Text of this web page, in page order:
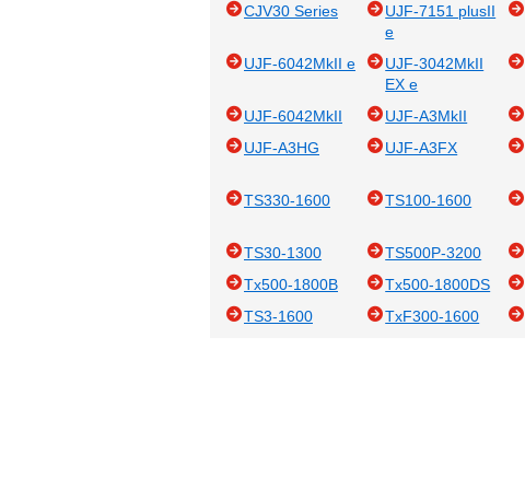
CJV30 Series
UJF-7151 plusII
e
UJF-6042MkII e
UJF-3042MkII
EX e
UJF-6042MkII UJF-A3MkII
UJF-A3HG
UJF-A3FX
TS330-1600
TS100-1600
TS30-1300 TS500P-3200
Tx500-1800B
Tx500-1800DS
TS3-1600
TxF300-1600